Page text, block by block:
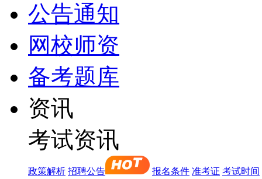
公告通知
网校师资
备考题库
资讯
考试资讯
政策解析 招聘公告 报名条件 准考证 考试时间